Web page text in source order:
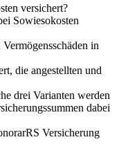
versichert?
Sowiesokosten
in
die angestellten und
drei Varianten werden
dabei
Versicherung